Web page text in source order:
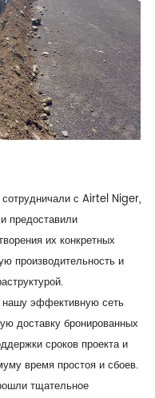
с Airtel Niger,
предоставили
их конкретных
производительность и
эффективную сеть
доставку бронированных
сроков проекта и
время простоя и сбоев.
тщательное